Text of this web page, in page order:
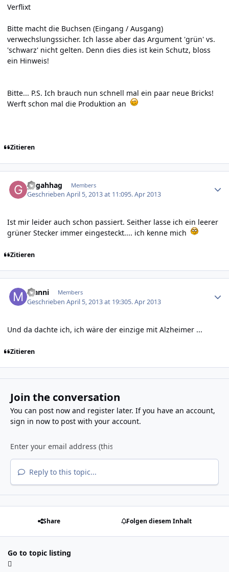
Verflixt
Bitte macht die Buchsen (Eingang / Ausgang)
verwechslungssicher. Ich lasse aber das Argument 'grün' vs.
'schwarz' nicht gelten. Denn dies dies ist kein Schutz, bloss
ein Hinweis!
Bitte... P.S. Ich brauch nun schnell mal ein paar neue Bricks!
Werft schon mal die Produktion an
Zitieren
gagahhag Members
GeschriebenApril 5, 2013 at 11:095. Apr 2013
Ist mir leider auch schon passiert. Seither lasse ich ein leerer
grüner Stecker immer eingesteckt.... ich kenne mich
Zitieren
Manni Members
GeschriebenApril 5, 2013 at 19:305. Apr 2013
Und da dachte ich, ich wäre der einzige mit Alzheimer ...
Zitieren
Join the conversation
You can post now and register later. If you have an account,
sign in nowto post with your account.
Reply to this topic...
Share Folgen diesem Inhalt
Go to topic listing